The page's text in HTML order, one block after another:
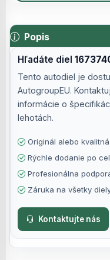
Popis
Hľadáte diel
Tento autodiel je
AutogroupEU.
informácie o
lehotách.
Originál alebo
Rýchle dodanie po
Profesionálna
Záruka na všetky
Kontaktujte nás